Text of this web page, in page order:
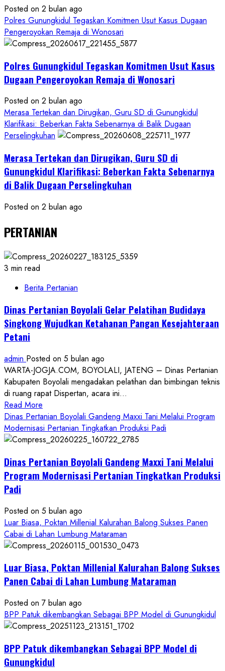
Posted on 2 bulan ago
Polres Gunungkidul Tegaskan Komitmen Usut Kasus Dugaan
Pengeroyokan Remaja di Wonosari
Polres Gunungkidul Tegaskan Komitmen Usut Kasus
Dugaan Pengeroyokan Remaja di Wonosari
Posted on 2 bulan ago
Merasa Tertekan dan Dirugikan, Guru SD di Gunungkidul
Klarifikasi: Beberkan Fakta Sebenarnya di Balik Dugaan
Perselingkuhan
Merasa Tertekan dan Dirugikan, Guru SD di
Gunungkidul Klarifikasi: Beberkan Fakta Sebenarnya
di Balik Dugaan Perselingkuhan
Posted on 2 bulan ago
PERTANIAN
3 min read
Berita Pertanian
Dinas Pertanian Boyolali Gelar Pelatihan Budidaya
Singkong Wujudkan Ketahanan Pangan Kesejahteraan
Petani
admin Posted on 5 bulan ago
WARTA-JOGJA.COM, BOYOLALI, JATENG – Dinas Pertanian
Kabupaten Boyolali mengadakan pelatihan dan bimbingan teknis
di ruang rapat Dispertan, acara ini...
Read More
more
about
Dinas
Boyolali
Gelar
Singkong
Wujudkan
Ketahanan
Pangan
Petani
Dinas Pertanian Boyolali Gandeng Maxxi Tani Melalui Program
Modernisasi Pertanian Tingkatkan Produksi Padi
Dinas Pertanian Boyolali Gandeng Maxxi Tani Melalui
Program Modernisasi Pertanian Tingkatkan Produksi
Padi
Posted on 5 bulan ago
Luar Biasa, Poktan Millenial Kalurahan Balong Sukses Panen
Cabai di Lahan Lumbung Mataraman
Luar Biasa, Poktan Millenial Kalurahan Balong Sukses
Panen Cabai di Lahan Lumbung Mataraman
Posted on 7 bulan ago
BPP Patuk dikembangkan Sebagai BPP Model di Gunungkidul
BPP Patuk dikembangkan Sebagai BPP Model di
Gunungkidul